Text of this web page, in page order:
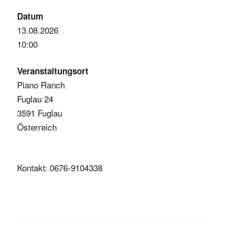
Datum
13.08.2026
10:00
Veranstaltungsort
Piano Ranch
Fuglau 24
3591 Fuglau
Österreich
Kontakt: 0676-9104338